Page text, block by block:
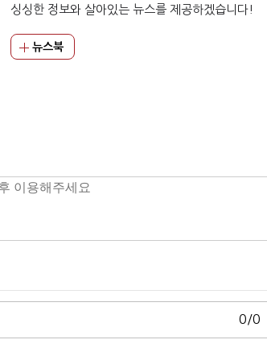
싱싱한 정보와 살아있는 뉴스를 제공하겠습니다!
뉴스북
0/0